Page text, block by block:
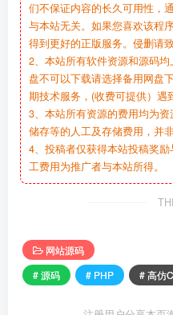
们不保证内容的长久可用性，
与本站无关。如果您喜欢该程
得到更好的正版服务。侵删请
2、本站所有软件资源和源码
盘不可以下载请选择备用网盘
期技术服务，(收费可提供）遇
3、本站所有资源的费用均为资
储存等的人工及存储费用，并
4、投稿者仅获得本站投稿奖
工费用为推广者与本站所得。
网站源码
# 源码
# PHP # 高仿